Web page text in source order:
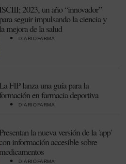
ISCIII; 2023, un año “innovador”
para seguir impulsando la ciencia y
la mejora de la salud
DIARIOFARMA
La FIP lanza una guía para la
formación en farmacia deportiva
DIARIOFARMA
Presentan la nueva versión de la 'app'
información accesible sobre
medicamentos
DIARIOFARMA